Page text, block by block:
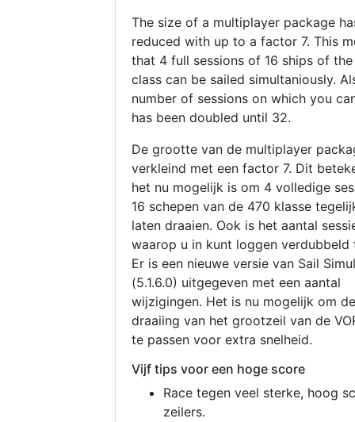
The size of a multiplayer package
reduced with up to a factor 7. This
that 4 full sessions of 16 ships of
class can be sailed simultaniously.
number of sessions on which you
has been doubled until 32.
De grootte van de multiplayer
verkleind met een factor 7. Dit
het nu mogelijk is om 4 volledige
16 schepen van de 470 klasse
laten draaien. Ook is het aantal
waarop u in kunt loggen verdubbeld
Er is een nieuwe versie van Sail
(5.1.6.0) uitgegeven met een aantal
wijzigingen. Het is nu mogelijk om de
draaiing van het grootzeil van de
te passen voor extra snelheid.
Vijf tips voor een hoge score
Race tegen veel sterke, hoog
zeilers.